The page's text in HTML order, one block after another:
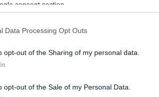
consent section.
Data Processing Opt Outs
opt-out of the Sharing of my personal data.
opt-out of the Sale of my Personal Data.
kartondoboz
opció – különösen nagy volumen